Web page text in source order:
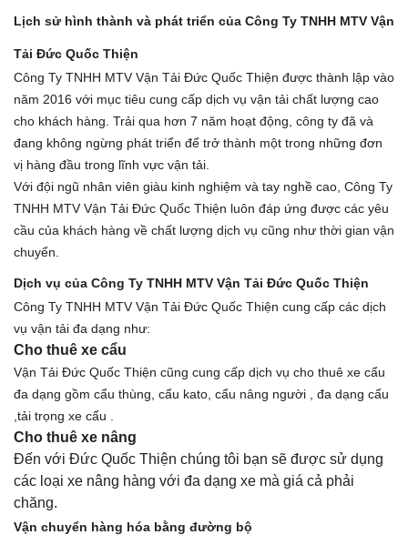
Lịch sử hình thành và phát triển của Công Ty TNHH MTV Vận
Tải Đức Quốc Thiện
Công Ty TNHH MTV Vận Tải Đức Quốc Thiện được thành lập vào
năm 2016 với mục tiêu cung cấp dịch vụ vận tải chất lượng cao
cho khách hàng. Trải qua hơn 7 năm hoạt động, công ty đã và
đang không ngừng phát triển để trở thành một trong những đơn
vị hàng đầu trong lĩnh vực vận tải.
Với đội ngũ nhân viên giàu kinh nghiệm và tay nghề cao, Công Ty
TNHH MTV Vận Tải Đức Quốc Thiện luôn đáp ứng được các yêu
cầu của khách hàng về chất lượng dịch vụ cũng như thời gian vận
chuyển.
Dịch vụ của Công Ty TNHH MTV Vận Tải Đức Quốc Thiện
Công Ty TNHH MTV Vận Tải Đức Quốc Thiện cung cấp các dịch
vụ vận tải đa dạng như:
Cho thuê xe cẩu
Vận Tải Đức Quốc Thiện cũng cung cấp dịch vụ cho thuê xe cẩu
đa dạng gồm cẩu thùng, cẩu kato, cẩu nâng người , đa dạng cẩu
,tải trọng xe cẩu .
Cho thuê xe nâng
Đến với Đức Quốc Thiện chúng tôi bạn sẽ được sử dụng
các loại xe nâng hàng với đa dạng xe mà giá cả phải
chăng.
Vận chuyển hàng hóa bằng đường bộ